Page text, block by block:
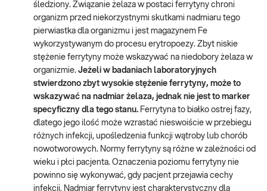
śledziony. Związanie żelaza w postaci ferrytyny chroni
organizm przed niekorzystnymi skutkami nadmiaru tego
pierwiastka dla organizmu i jest magazynem Fe
wykorzystywanym do procesu erytropoezy. Zbyt niskie
stężenie ferrytyny może wskazywać na niedobory żelaza w
organizmie. Jeżeli w badaniach laboratoryjnych
stwierdzono zbyt wysokie stężenie ferrytyny, może to
wskazywać na nadmiar żelaza, jednak nie jest to marker
specyficzny dla tego stanu. Ferrytyna to białko ostrej fazy,
dlatego jego ilość może wzrastać nieswoiście w przebiegu
różnych infekcji, upośledzenia funkcji wątroby lub chorób
nowotworowych. Normy ferrytyny są różne w zależności od
wieku i płci pacjenta. Oznaczenia poziomu ferrytyny nie
powinno się wykonywać, gdy pacjent przejawia cechy
infekcji. Nadmiar ferrytyny jest charakterystyczny dla